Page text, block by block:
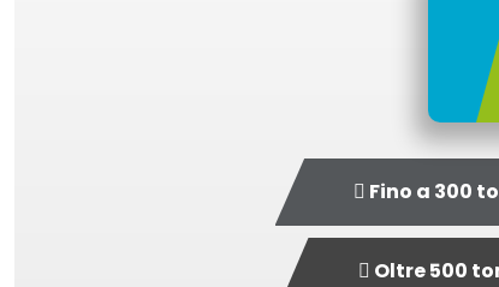
Fino a 300
Oltre 500